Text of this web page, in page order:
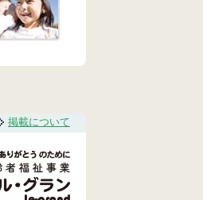
掲載について